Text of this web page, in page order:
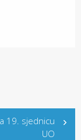
19. sjednicu
UO